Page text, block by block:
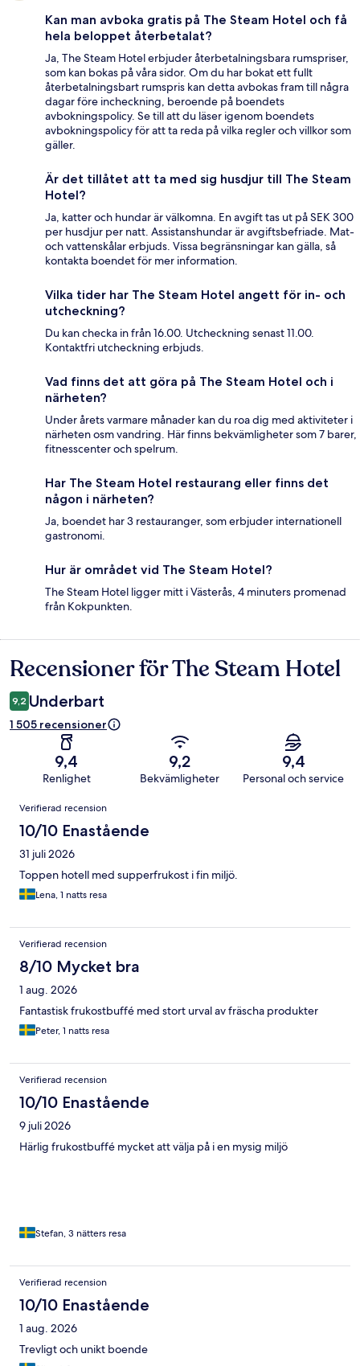
Kan man avboka gratis på The Steam Hotel och få
hela beloppet återbetalat?
Ja, The Steam Hotel erbjuder återbetalningsbara rumspriser,
som kan bokas på våra sidor. Om du har bokat ett fullt
återbetalningsbart rumspris kan detta avbokas fram till några
dagar före incheckning, beroende på boendets
avbokningspolicy. Se till att du läser igenom boendets
avbokningspolicy för att ta reda på vilka regler och villkor som
gäller.
Är det tillåtet att ta med sig husdjur till The Steam
Hotel?
Ja, katter och hundar är välkomna. En avgift tas ut på SEK 300
per husdjur per natt. Assistanshundar är avgiftsbefriade. Mat-
och vattenskålar erbjuds. Vissa begränsningar kan gälla, så
kontakta boendet för mer information.
Vilka tider har The Steam Hotel angett för in- och
utcheckning?
Du kan checka in från 16.00. Utcheckning senast 11.00.
Kontaktfri utcheckning erbjuds.
Vad finns det att göra på The Steam Hotel och i
närheten?
Under årets varmare månader kan du roa dig med aktiviteter i
närheten osm vandring. Här finns bekvämligheter som 7 barer,
fitnesscenter och spelrum.
Har The Steam Hotel restaurang eller finns det
någon i närheten?
Ja, boendet har 3 restauranger, som erbjuder internationell
gastronomi.
Hur är området vid The Steam Hotel?
The Steam Hotel ligger mitt i Västerås, 4 minuters promenad
från Kokpunkten.
Recensioner
Recensioner för The Steam Hotel
9,2 Underbart
1 505 recensioner
9,4
Renlighet
9,2
Bekvämligheter
9,4
Personal och service
Recensioner
Verifierad recension
10/10 Enastående
31 juli 2026
Toppen hotell med supperfrukost i fin miljö.
Lena, 1 natts resa
Verifierad recension
8/10 Mycket bra
1 aug. 2026
Fantastisk frukostbuffé med stort urval av fräscha produkter
Peter, 1 natts resa
Verifierad recension
10/10 Enastående
9 juli 2026
Härlig frukostbuffé mycket att välja på i en mysig miljö
Stefan, 3 nätters resa
Verifierad recension
10/10 Enastående
1 aug. 2026
Trevligt och unikt boende